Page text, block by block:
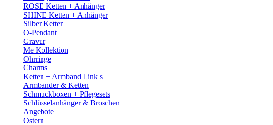
ROSE Ketten + Anhänger
SHINE Ketten + Anhänger
Silber Ketten
O-Pendant
Gravur
Me Kollektion
Ohrringe
Charms
Ketten + Armband Link s
Armbänder & Ketten
Schmuckboxen + Pflegesets
Schlüsselanhänger & Broschen
Angebote
Ostern